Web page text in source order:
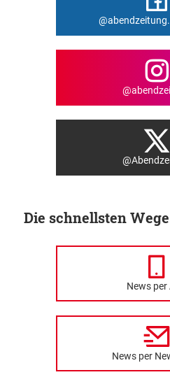
Die schnellsten
News per
News per